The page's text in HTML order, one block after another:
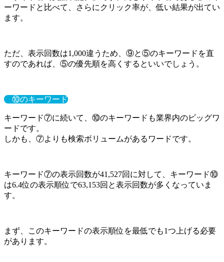
ーワードと比べて、さらにクリック率が、低い結果が出てい
ます。
ただ、表示回数は1,000違うため、⑨と⑤のキーワードを直
すのであれば、⑤の優先順を高くするといいでしょう。
⑩のキーワード
キーワード⑦に続いて、⑩のキーワードも業界内のビッグワ
ードです。
しかも、⑦よりも検索ボリュームがあるワードです。
キーワード⑦の表示回数が41,527回に対して、キーワード⑩
は6.4位の表示順位で63,153回と表示回数が多くなっていま
す。
まず、このキーワードの表示順位を最低でも1つ上げる必要
があります。